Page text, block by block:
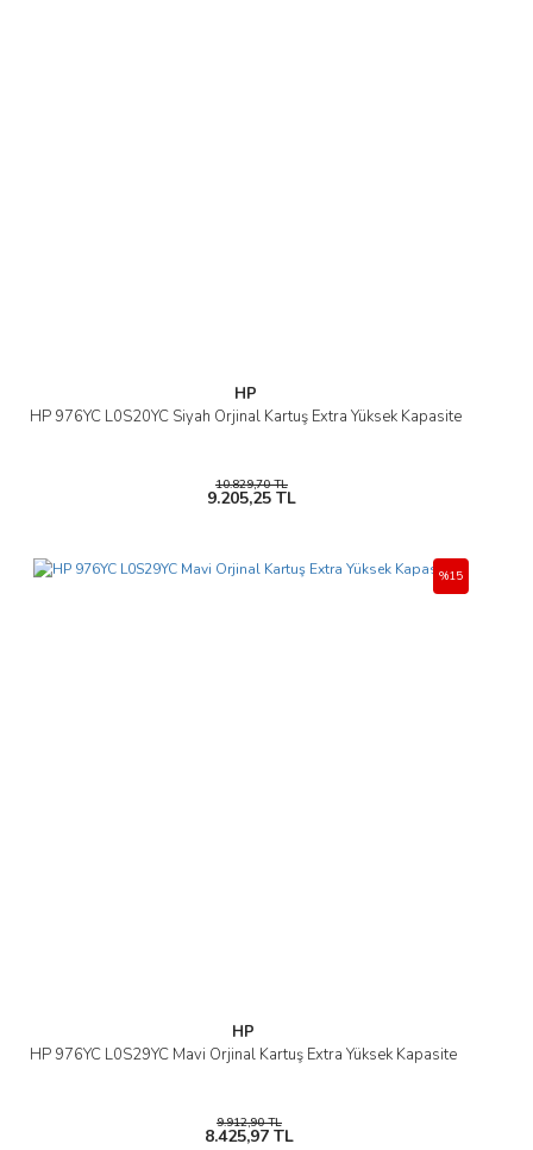
HP
HP 976YC L0S20YC Siyah Orjinal Kartuş Extra Yüksek Kapasite
10.829,70 TL
9.205,25 TL
HP
HP 976YC L0S29YC Mavi Orjinal Kartuş Extra Yüksek Kapasite
%15
9.912,90 TL
8.425,97 TL